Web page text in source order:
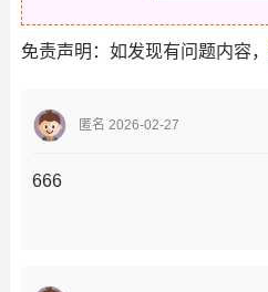
免责声明：如发现有问题内容，
匿名 2026-02-27
666